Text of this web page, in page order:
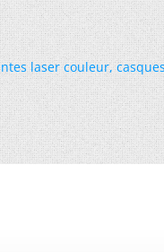
laser couleur,